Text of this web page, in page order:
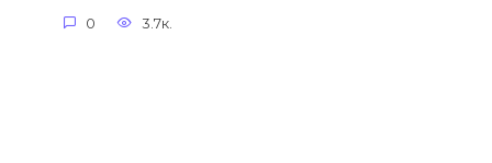
0 3.7к.